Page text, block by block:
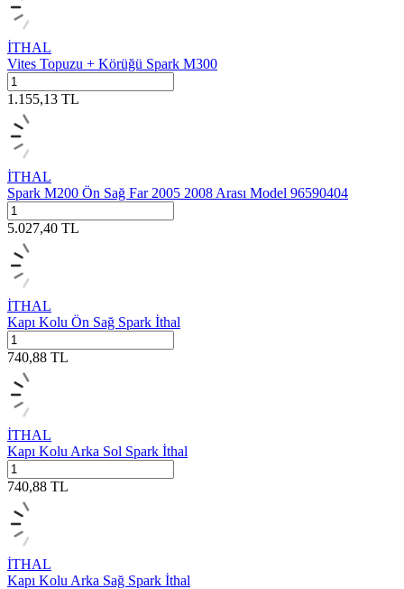
İTHAL
Vites Topuzu + Körüğü Spark M300
1.155,13 TL
İTHAL
Spark M200 Ön Sağ Far 2005 2008 Arası Model 96590404
5.027,40 TL
İTHAL
Kapı Kolu Ön Sağ Spark İthal
740,88 TL
İTHAL
Kapı Kolu Arka Sol Spark İthal
740,88 TL
İTHAL
Kapı Kolu Arka Sağ Spark İthal